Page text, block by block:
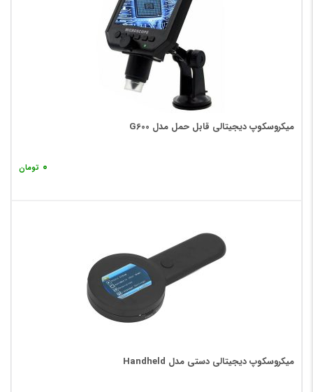
میکروسکوپ دیجیتالی قابل حمل مدل G600
۰ تومان
میکروسکوپ دیجیتالی دستی مدل Handheld